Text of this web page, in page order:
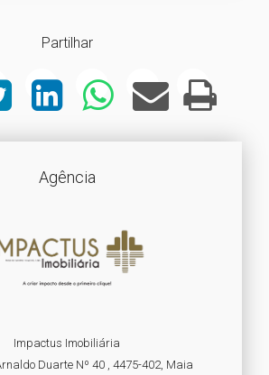
Partilhar
Agência
Impactus Imobiliária
Duarte Nº 40 , 4475-402, Maia